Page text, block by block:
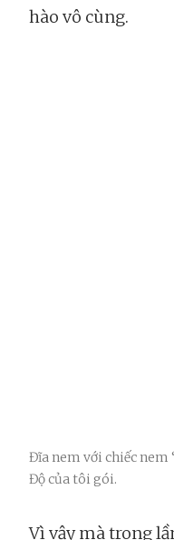
hào vô cùng.
Đĩa nem với chiếc nem
Độ của tôi gói.
Vì vậy mà trong